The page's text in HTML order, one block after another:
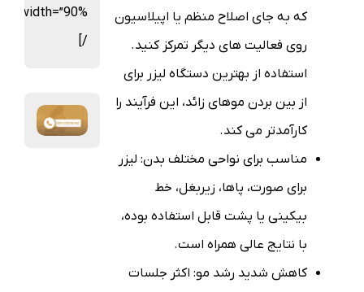
که به جای اصلاح منظم یا اپیلاسیون
روی فعالیت های دیگر تمرکز کنید.
استفاده از بهترین دستگاه لیزر برای
از بین بردن موهای زائد، این فرآیند را
کارآمدتر می کند.
مناسب برای نواحی مختلف بدن: لیزر
برای صورت، پاها، زیربغل، خط
بیکینی یا پشت قابل استفاده بوده،
با نتایج عالی همراه است.
کاهش شدید رشد مو: اکثر جلسات
/]